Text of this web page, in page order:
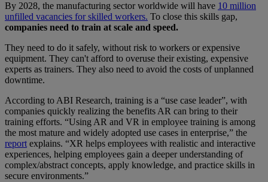
By 2028, the manufacturing sector worldwide will have 10 million
unfilled vacancies for skilled workers. To close this skills gap,
companies need to train at scale and speed.
They need to do it safely, without risk to workers or expensive
equipment. They can't afford to overuse their existing, expensive
experts as trainers. They also need to avoid the costs of unplanned
downtime.
According to ABI Research, training is a “use case leader”, with
companies quickly realizing the benefits AR can bring to their
training efforts. “Using AR and VR in employee training is among
the most mature and widely adopted use cases in enterprise,” the
report explains. “XR helps employees with realistic and interactive
experiences, helping employees gain a deeper understanding of
complex/abstract concepts, apply knowledge, and practice skills in
secure environments.”